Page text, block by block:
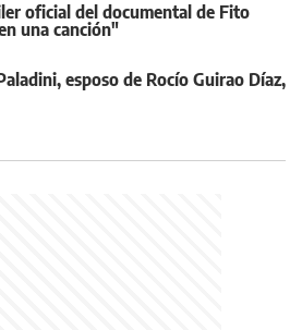
oficial del documental de Fito
una canción"
esposo de Rocío Guirao Díaz,